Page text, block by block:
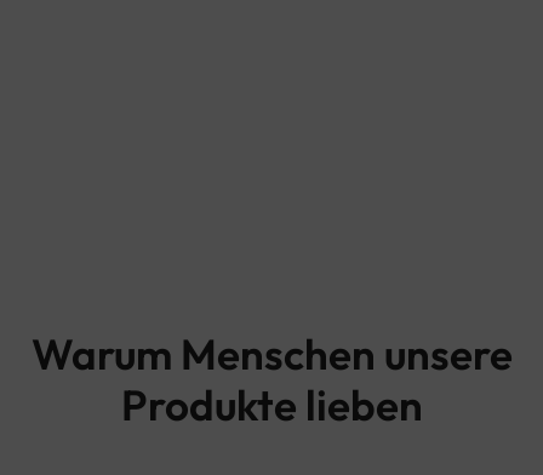
Warum Menschen unsere
Produkte lieben